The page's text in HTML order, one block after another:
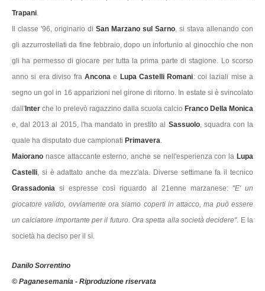
Trapani.
Il classe '96, originario di San Marzano sul Sarno, si stava allenando con
gli azzurrostellati da fine febbraio, dopo un infortunio al ginocchio che non
gli ha permesso di giocare per tutta la prima parte di stagione. Lo scorso
anno si era diviso fra Anconae Lupa Castelli Romani: coi laziali mise a
segno un gol in 16 apparizioni nel girone di ritorno. In estate si è svincolato
dall' Inter che lo prelevò ragazzino dalla scuola calcio Franco Della Monica
e, dal 2013 al 2015, l'ha mandato in prestito al Sassuolo, squadra con la
quale ha disputato due campionati Primavera.
Maiorano nasce attaccante esterno, anche se nell'esperienza con la Lupa
Castelli, si è adattato anche da mezz'ala. Diverse settimane fa il tecnico
Grassadoniasi espresse così riguardo al 21enne marzanese: "E' un
giocatore valido, ovviamente ora siamo coperti in attacco, ma può essere
un calciatore importante per il futuro. Ora spetta alla società decidere". E la
società ha deciso per il sì.
Danilo Sorrentino
© Paganesemania - Riproduzione riservata